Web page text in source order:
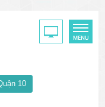
10